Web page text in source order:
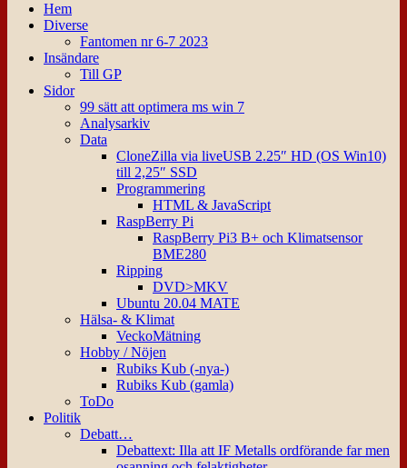
Hem
Diverse
Fantomen nr 6-7 2023
Insändare
Till GP
Sidor
99 sätt att optimera ms win 7
Analysarkiv
Data
CloneZilla via liveUSB 2.25″ HD (OS Win10)
till 2,25″ SSD
Programmering
HTML & JavaScript
RaspBerry Pi
RaspBerry Pi3 B+ och Klimatsensor
BME280
Ripping
DVD>MKV
Ubuntu 20.04 MATE
Hälsa- & Klimat
VeckoMätning
Hobby / Nöjen
Rubiks Kub (-nya-)
Rubiks Kub (gamla)
ToDo
Politik
Debatt…
Debattext: Illa att IF Metalls ordförande far men